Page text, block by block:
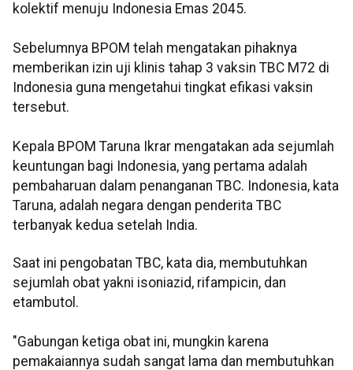
kolektif menuju Indonesia Emas 2045.
Sebelumnya BPOM telah mengatakan pihaknya
memberikan izin uji klinis tahap 3 vaksin TBC M72 di
Indonesia guna mengetahui tingkat efikasi vaksin
tersebut.
Kepala BPOM Taruna Ikrar mengatakan ada sejumlah
keuntungan bagi Indonesia, yang pertama adalah
pembaharuan dalam penanganan TBC. Indonesia, kata
Taruna, adalah negara dengan penderita TBC
terbanyak kedua setelah India.
Saat ini pengobatan TBC, kata dia, membutuhkan
sejumlah obat yakni isoniazid, rifampicin, dan
etambutol.
"Gabungan ketiga obat ini, mungkin karena
pemakaiannya sudah sangat lama dan membutuhkan